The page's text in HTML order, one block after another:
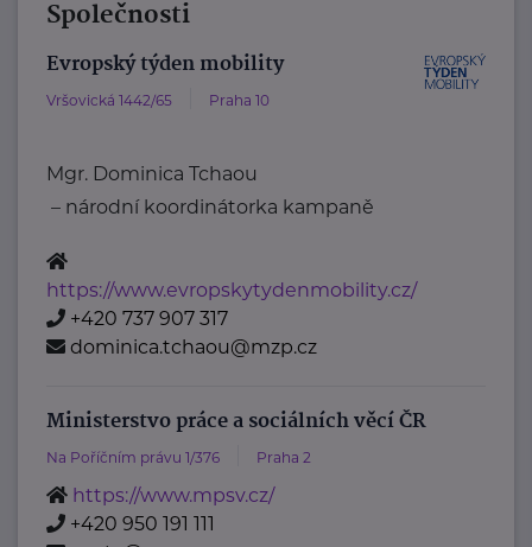
Společnosti
Evropský týden mobility
Vršovická 1442/65 Praha 10
Mgr. Dominica Tchaou
– národní koordinátorka kampaně
https://www.evropskytydenmobility.cz/
+420 737 907 317
dominica.tchaou@mzp.cz
Ministerstvo práce a sociálních věcí ČR
Na Poříčním právu 1/376 Praha 2
https://www.mpsv.cz/
+420 950 191 111